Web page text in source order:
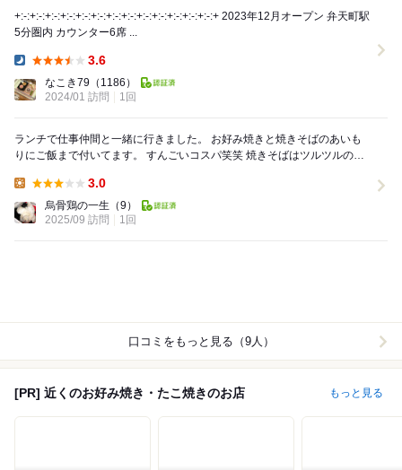
+:-:+:-:+:-:+:-:+:-:+:-:+:-:+:-:+:-:+:-:+:-:+:-:+:-:+ 2023年12月オープン 弁天町駅
5分圏内 カウンター6席 ...
3.6
なこき79 （1186）
2024/01 訪問
1回
ランチで仕事仲間と一緒に行きました。 お好み焼きと焼きそばのあいも
りにご飯まで付いてます。 すんごいコスパ笑笑 焼きそばはツルツルのシ
3.0
烏骨鶏の一生 （9）
2025/09 訪問
1回
口コミをもっと見る（9人）
[PR] 近くのお好み焼き・たこ焼きのお店 もっと見る